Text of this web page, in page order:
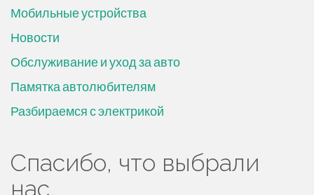
Мобильные устройства
Новости
Обслуживание и уход за авто
Памятка автолюбителям
Разбираемся с электрикой
Спасибо, что выбрали
нас